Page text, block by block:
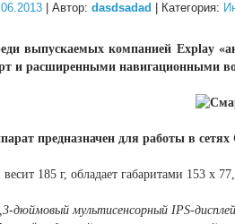
| Автор:dasdsadad | Категория:
выпускаемых компанией Explay
и расширенными навигационными
предназначен для работы в
185 г, обладает габаритами 153 х
дюймовый мультисенсорный IPS-